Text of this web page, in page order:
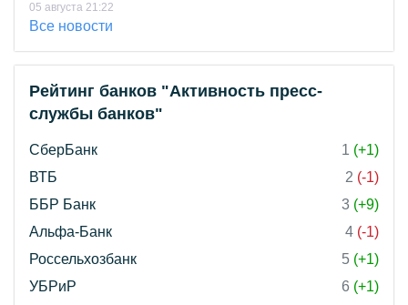
05 августа 21:22
Все новости
Рейтинг банков "Активность пресс-
службы банков"
СберБанк 1 (+1)
ВТБ
2 (-1)
ББР Банк
3 (+9)
Альфа-Банк
4 (-1)
Россельхозбанк
5 (+1)
УБРиР
6 (+1)